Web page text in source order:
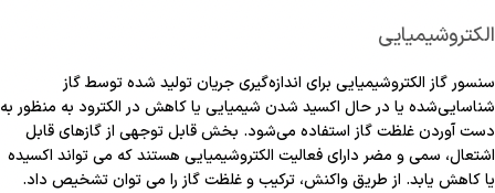
الکتروشیمیایی
سنسور گاز الکتروشیمیایی برای اندازه‌گیری جریان تولید شده توسط گاز
شناسایی‌شده یا در حال اکسید شدن شیمیایی یا کاهش در الکترود به منظور به
دست آوردن غلظت گاز استفاده می‌شود. بخش قابل توجهی از گازهای قابل
اشتعال، سمی و مضر دارای فعالیت الکتروشیمیایی هستند که می تواند اکسیده
یا کاهش یابد. از طریق واکنش، ترکیب و غلظت گاز را می توان تشخیص داد.